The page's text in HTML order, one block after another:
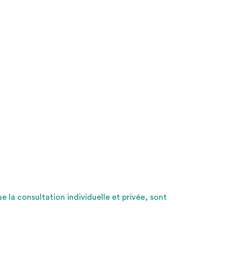
la consultation individuelle et privée, sont